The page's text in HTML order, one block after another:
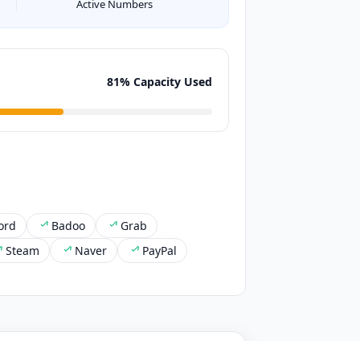
Active Numbers
81% Capacity Used
Badoo
Grab
Steam
Naver PayPal